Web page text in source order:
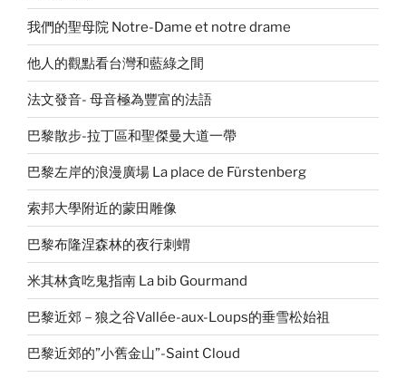
我們的聖母院 Notre-Dame et notre drame
他人的觀點看台灣和藍綠之間
法文發音- 母音極為豐富的法語
巴黎散步-拉丁區和聖傑曼大道一帶
巴黎左岸的浪漫廣場 La place de Fürstenberg
索邦大學附近的蒙田雕像
巴黎布隆涅森林的夜行刺蝟
米其林貪吃鬼指南 La bib Gourmand
巴黎近郊－狼之谷Vallée-aux-Loups的垂雪松始祖
巴黎近郊的”小舊金山”-Saint Cloud